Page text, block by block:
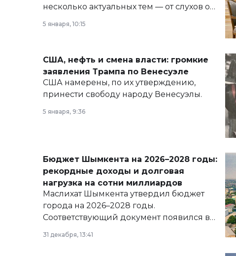
несколько актуальных тем — от слухов о
армии, экономики и личного здоровья.
5 января, 10:15
США, нефть и смена власти: громкие
заявления Трампа по Венесуэле
США намерены, по их утверждению,
принести свободу народу Венесуэлы.
5 января, 9:36
Бюджет Шымкента на 2026–2028 годы:
рекордные доходы и долговая
нагрузка на сотни миллиардов
Маслихат Шымкента утвердил бюджет
города на 2026–2028 годы.
Соответствующий документ появился в
базе нормативных правовых актов и на
сайте маслихат города.
31 декабря, 13:41